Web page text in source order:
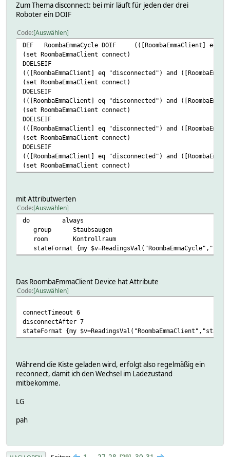
Zum Thema disconnect: bei mir läuft für jeden der drei
Roboter ein DOIF
Code Auswählen
DEF RoombaEmmaCycle DOIF (([RoombaEmmaClient] eq
(set RoombaEmmaClient connect)
DOELSEIF
(([RoombaEmmaClient] eq "disconnected") and
(set RoombaEmmaClient connect)
DOELSEIF
(([RoombaEmmaClient] eq "disconnected") and
(set RoombaEmmaClient connect)
DOELSEIF
(([RoombaEmmaClient] eq "disconnected") and
(set RoombaEmmaClient connect)
DOELSEIF
(([RoombaEmmaClient] eq "disconnected") and
(set RoombaEmmaClient connect)
mit Attributwerten
Code Auswählen
do always
group Staubsaugen
room Kontrollraum
stateFormat {my
Das RoombaEmmaClient Device hat Attribute
Code Auswählen
connectTimeout 6
disconnectAfter 7
stateFormat {my
Während die Kiste geladen wird, erfolgt also regelmäßig ein
reconnect, damit ich den Wechsel im Ladezustand
mitbekomme.
LG
pah